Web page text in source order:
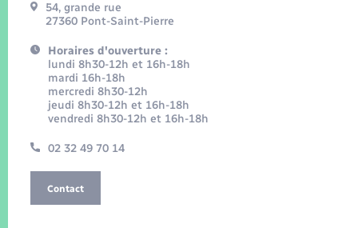
54, grande rue
27360 Pont-Saint-Pierre
Horaires d'ouverture :
lundi 8h30-12h et 16h-18h
mardi 16h-18h
mercredi 8h30-12h
jeudi 8h30-12h et 16h-18h
vendredi 8h30-12h et 16h-18h
02 32 49 70 14
Contact